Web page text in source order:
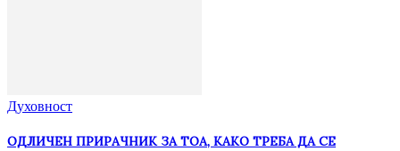
Духовност
ОДЛИЧЕН ПРИРАЧНИК ЗА ТОА, КАКО ТРЕБА ДА СЕ